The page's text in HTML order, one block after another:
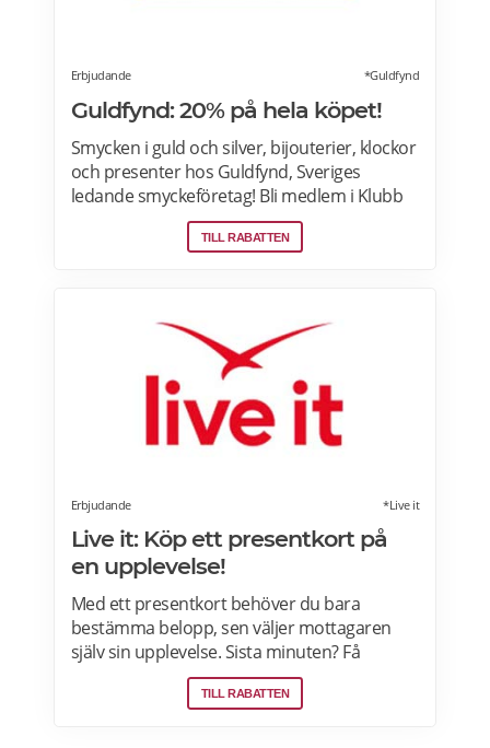
Erbjudande *Guldfynd
Guldfynd: 20% på hela köpet!
Smycken i guld och silver, bijouterier, klockor
och presenter hos Guldfynd, Sveriges
ledande smyckeföretag! Bli medlem i Klubb
Guldfynd och få 15% rabatt på ditt första köp
online. Läs mer om Gulfynds erbjudanden
TILL RABATTEN
Erbjudande *Live it
Live it: Köp ett presentkort på
en upplevelse!
Med ett presentkort behöver du bara
bestämma belopp, sen väljer mottagaren
själv sin upplevelse. Sista minuten? Få
presentkortet med digital leverans direkt –
perfekt även i sista stund. Live it grundades
TILL RABATTEN